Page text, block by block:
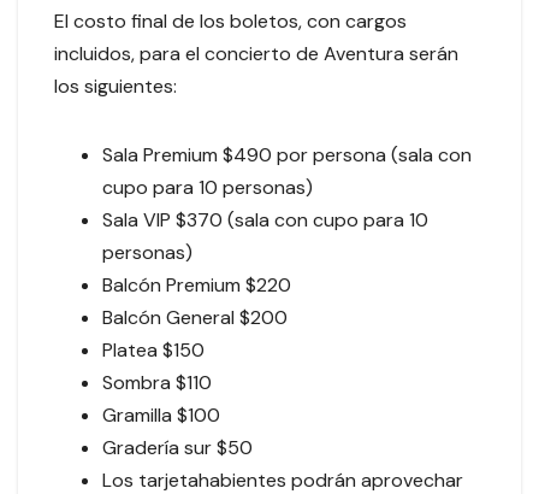
El costo final de los boletos, con cargos
incluidos, para el concierto de Aventura serán
los siguientes:
Sala Premium $490 por persona (sala con
cupo para 10 personas)
Sala VIP $370 (sala con cupo para 10
personas)
Balcón Premium $220
Balcón General $200
Platea $150
Sombra $110
Gramilla $100
Gradería sur $50
Los tarjetahabientes podrán aprovechar